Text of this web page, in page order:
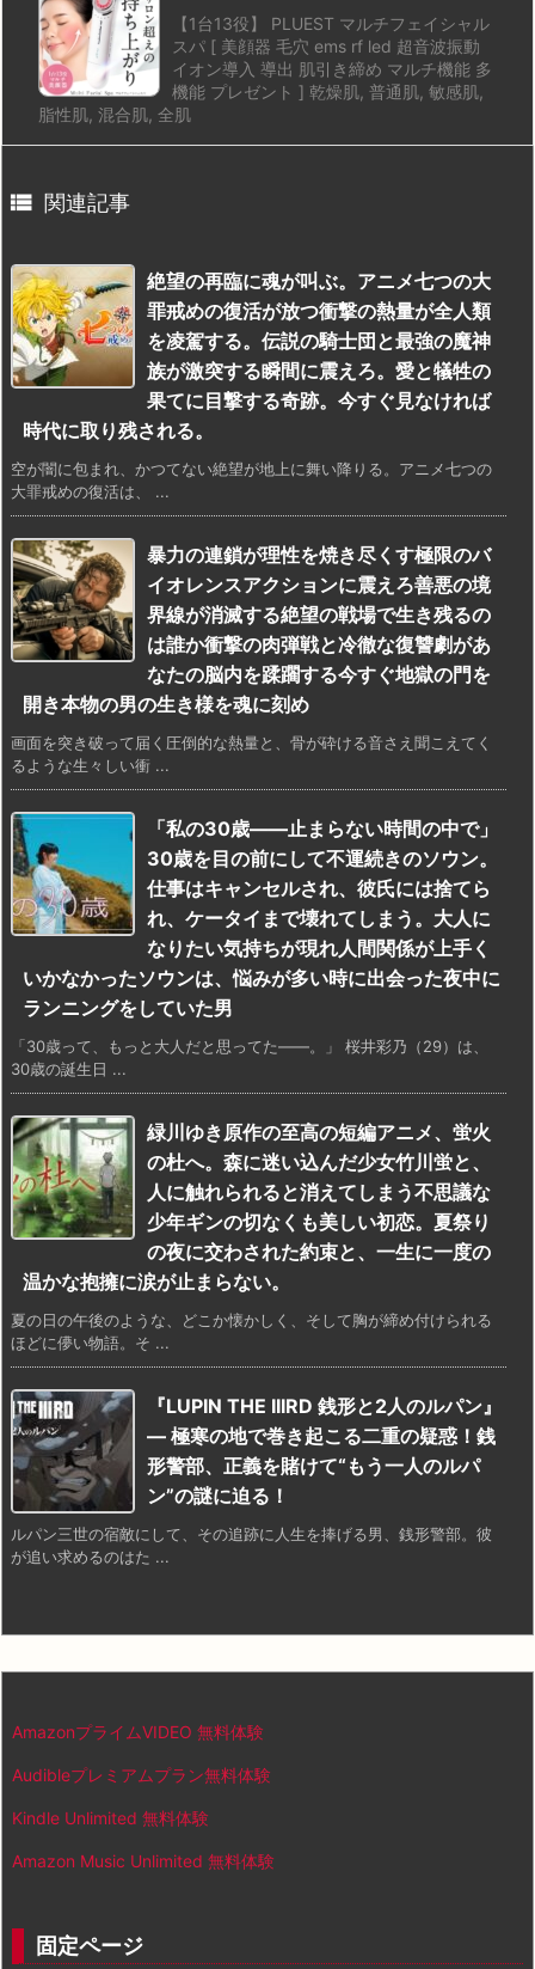
【1台13役】 PLUEST マルチフェイシャル
スパ [ 美顔器 毛穴 ems rf led 超音波振動
イオン導入 導出 肌引き締め マルチ機能 多
機能 プレゼント ] 乾燥肌, 普通肌, 敏感肌,
脂性肌, 混合肌, 全肌
 関連記事
絶望の再臨に魂が叫ぶ。アニメ七つの大
罪戒めの復活が放つ衝撃の熱量が全人類
を凌駕する。伝説の騎士団と最強の魔神
族が激突する瞬間に震えろ。愛と犠牲の
果てに目撃する奇跡。今すぐ見なければ
時代に取り残される。
空が闇に包まれ、かつてない絶望が地上に舞い降りる。アニメ七つの
大罪戒めの復活は、 ...
暴力の連鎖が理性を焼き尽くす極限のバ
イオレンスアクションに震えろ善悪の境
界線が消滅する絶望の戦場で生き残るの
は誰か衝撃の肉弾戦と冷徹な復讐劇があ
なたの脳内を蹂躙する今すぐ地獄の門を
開き本物の男の生き様を魂に刻め
画面を突き破って届く圧倒的な熱量と、骨が砕ける音さえ聞こえてく
るような生々しい衝 ...
「私の30歳——止まらない時間の中で」
30歳を目の前にして不運続きのソウン。
仕事はキャンセルされ、彼氏には捨てら
れ、ケータイまで壊れてしまう。大人に
なりたい気持ちが現れ人間関係が上手く
いかなかったソウンは、悩みが多い時に出会った夜中に
ランニングをしていた男
「30歳って、もっと大人だと思ってた——。」 桜井彩乃（29）は、
30歳の誕生日 ...
緑川ゆき原作の至高の短編アニメ、蛍火
の杜へ。森に迷い込んだ少女竹川蛍と、
人に触れられると消えてしまう不思議な
少年ギンの切なくも美しい初恋。夏祭り
の夜に交わされた約束と、一生に一度の
温かな抱擁に涙が止まらない。
夏の日の午後のような、どこか懐かしく、そして胸が締め付けられる
ほどに儚い物語。そ ...
『LUPIN THE IIIRD 銭形と2人のルパン』
— 極寒の地で巻き起こる二重の疑惑！銭
形警部、正義を賭けて“もう一人のルパ
ン”の謎に迫る！
ルパン三世の宿敵にして、その追跡に人生を捧げる男、銭形警部。彼
が追い求めるのはた ...
AmazonプライムVIDEO 無料体験
Audibleプレミアムプラン無料体験
Kindle Unlimited 無料体験
Amazon Music Unlimited 無料体験
固定ページ